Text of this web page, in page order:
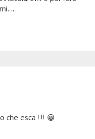
che esca !!! 😀